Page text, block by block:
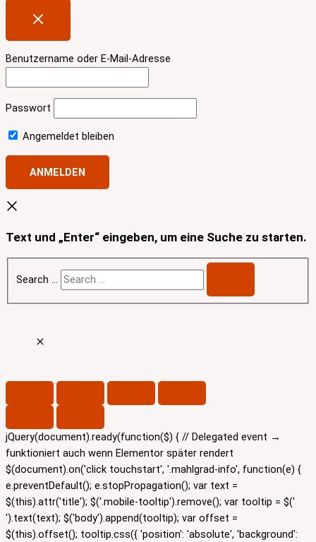
Benutzername oder E-Mail-Adresse
Passwort
Angemeldet bleiben
Text und „Enter“ eingeben, um eine Suche zu starten.
Search …
jQuery(document).ready(function($) { // Delegated event →
funktioniert auch wenn Elementor später rendert
$(document).on('click touchstart', '.mahlgrad-info', function(e) {
e.preventDefault(); e.stopPropagation(); var text =
$(this).attr('title'); $('.mobile-tooltip').remove(); var tooltip = $('
').text(text); $('body').append(tooltip); var offset =
$(this).offset(); tooltip.css({ 'position': 'absolute', 'background':